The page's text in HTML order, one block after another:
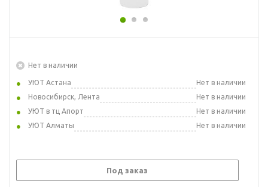
Нет в наличии
УЮТ Астана
Нет в наличии
Новосибирск, Лента
Нет в наличии
УЮТ в тц Апорт
Нет в наличии
УЮТ Алматы
Нет в наличии
Под заказ